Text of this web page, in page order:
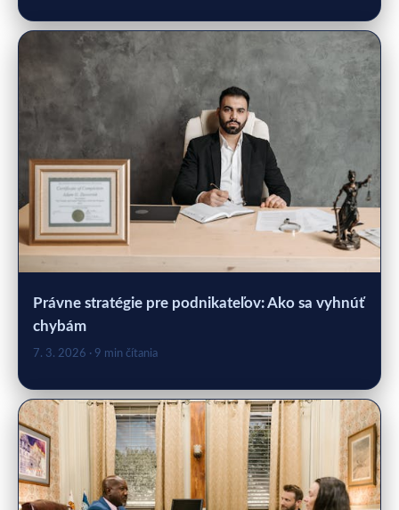
Právne stratégie pre podnikateľov: Ako sa vyhnúť
chybám
7. 3. 2026 · 9 min čítania